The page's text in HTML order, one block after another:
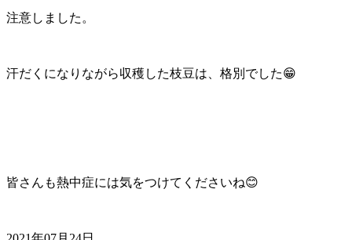
注意しました。
汗だくになりながら収穫した枝豆は、格別でした😁
皆さんも熱中症には気をつけてくださいね😊